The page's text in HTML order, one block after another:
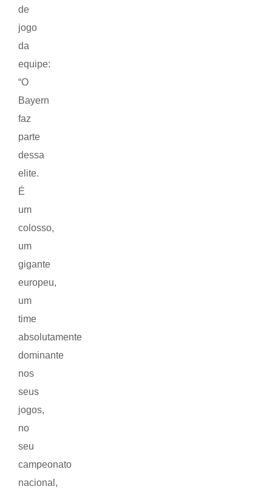
de
jogo
da
equipe:
“O
Bayern
faz
parte
dessa
elite.
É
um
colosso,
um
gigante
europeu,
um
time
absolutamente
dominante
nos
seus
jogos,
no
seu
campeonato
nacional,